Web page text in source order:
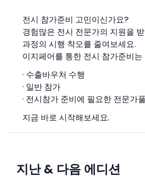
전시 참가준비 고민이신가요?
경험많은 전시 전문가의 지원을
과정의 시행 착오를 줄여보세요.
이지페어를 통한 전시 참가준비는
· 수출바우처 수행
· 일반 참가
· 전시참가 준비에 필요한 전문가
지금 바로 시작해보세요.
지난 & 다음 에디션